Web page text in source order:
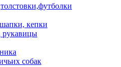
кепки
рукавицы
собак